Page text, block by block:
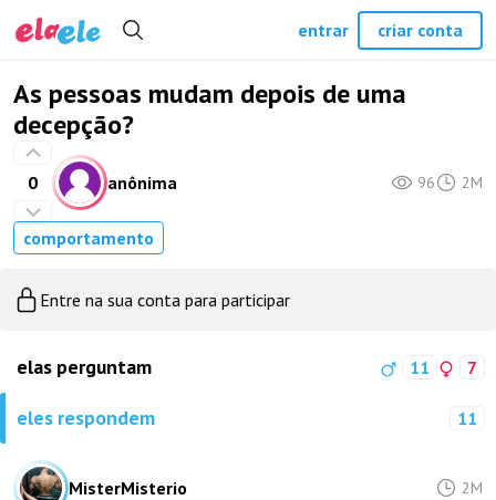
As pessoas mudam depois de uma
decepção?
0 anônima 96 2M
comportamento
Entre na sua conta para participar
elas perguntam 11 7
eles respondem 11
MisterMisterio 2M
entrar criar conta